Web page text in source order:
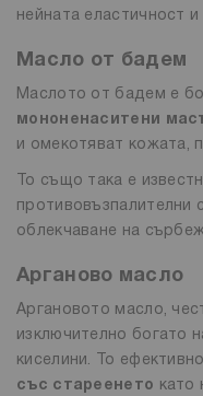
нейната еластичност и
Масло от бадем
Маслото от бадем е
мононенаситени
и омекотяват кожата,
То също така е
противовъзпалителни
облекчаване на
Арганово масло
Аргановото масло,
изключително богато
киселини. То
със стареенето като